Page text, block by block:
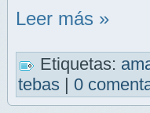
Leer más »
Etiquetas:
tebas
0